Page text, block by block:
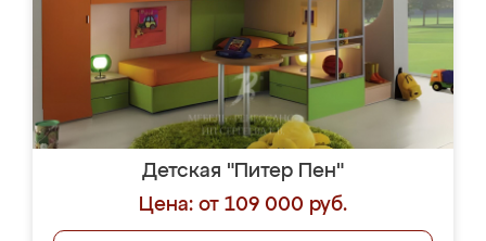
Детская "Питер Пен"
Цена: от 109 000 руб.